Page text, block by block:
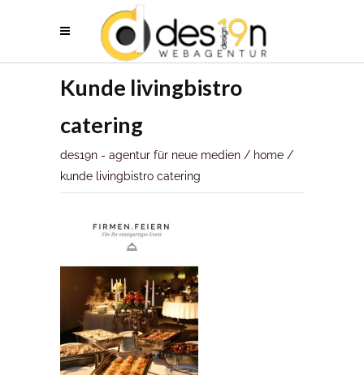
Kunde livingbistro
catering
des19n - agentur für neue medien / home /
kunde livingbistro catering